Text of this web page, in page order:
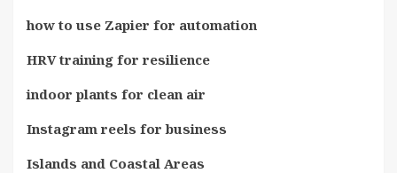
how to use Zapier for automation
HRV training for resilience
indoor plants for clean air
Instagram reels for business
Islands and Coastal Areas